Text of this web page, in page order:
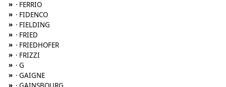
» · FERRIO
» · FIDENCO
» · FIELDING
» · FRIED
» · FRIEDHOFER
» · FRIZZI
» · G
» · GAIGNE
»